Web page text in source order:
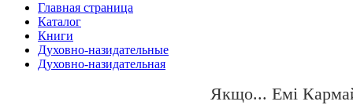
Главная страница
Каталог
Книги
Духовно-назидательные
Духовно-назидательная
Якщо... Емі